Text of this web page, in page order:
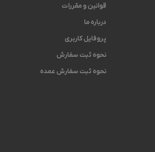
قوانین و مقررات
درباره ما
پروفایل کاربری
نحوه ثبت سفارش
نحوه ثبت سفارش عمده